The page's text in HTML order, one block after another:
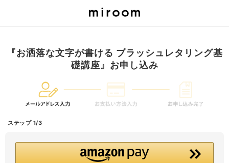
『お洒落な文字が書ける ブラッシュレタリング基
礎講座』お申し込み
ステップ 1/3